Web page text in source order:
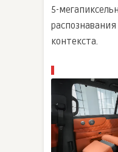
5-
контекста.